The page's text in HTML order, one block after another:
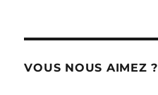
VOUS NOUS AIMEZ ?